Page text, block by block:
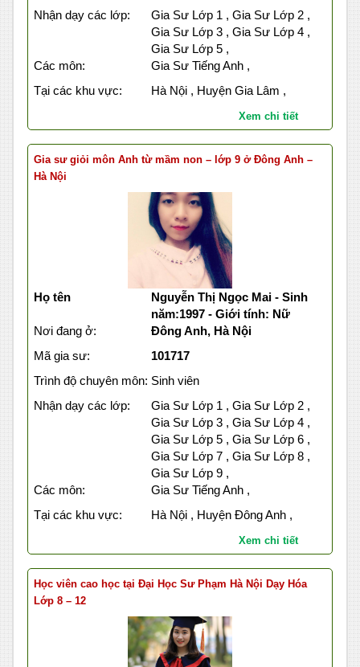
Nhận dạy các lớp:
Gia Sư Lớp 1 , Gia Sư Lớp 2 ,
Gia Sư Lớp 3 , Gia Sư Lớp 4 ,
Gia Sư Lớp 5 ,
Các môn:
Gia Sư Tiếng Anh ,
Tại các khu vực:
Hà Nội , Huyện Gia Lâm ,
Xem chi tiết
Gia sư giỏi môn Anh từ mầm non – lớp 9 ở Đông Anh –
Hà Nội
Họ tên
Nguyễn Thị Ngọc Mai - Sinh
năm:1997 - Giới tính: Nữ
Nơi đang ở:
Đông Anh, Hà Nội
Mã gia sư:
101717
Trình độ chuyên môn: Sinh viên
Nhận dạy các lớp:
Gia Sư Lớp 1 , Gia Sư Lớp 2 ,
Gia Sư Lớp 3 , Gia Sư Lớp 4 ,
Gia Sư Lớp 5 , Gia Sư Lớp 6 ,
Gia Sư Lớp 7 , Gia Sư Lớp 8 ,
Gia Sư Lớp 9 ,
Các môn:
Gia Sư Tiếng Anh ,
Tại các khu vực:
Hà Nội , Huyện Đông Anh ,
Xem chi tiết
Học viên cao học tại Đại Học Sư Phạm Hà Nội Dạy Hóa
Lớp 8 – 12